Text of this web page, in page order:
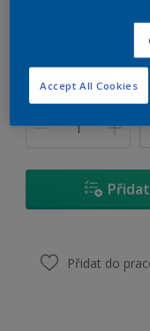
Množství
Přidat do
Accept All Cookies